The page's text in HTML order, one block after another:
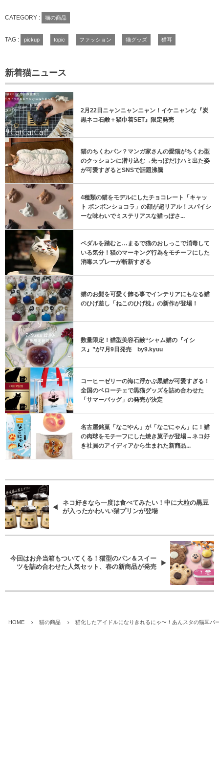
CATEGORY : 猫の商品
TAG : pickup topic ファッション 猫グッズ 猫耳
新着猫ニュース
2月22日ニャンニャンニャン！イケニャンな『炭
黒ネコ石鹸＋猫巾着SET』限定発売
猫のちくわパン？マンガ家さんの愛猫がちくわ型
のクッションに潜り込む→先っぽだけハミ出た姿
が可愛すぎるとSNSで話題沸騰
4種類の猫をモデルにしたチョコレート「キャッ
ト ボンボンショコラ」の顔が超リアル！スパイシ
ーな味わいでミステリアスな猫っぽさ...
ペダルを踏むと…まるで猫のおしっこで消毒して
いる気分！猫のマーキング行為をモチーフにした
消毒スプレーが斬新すぎる
猫のお髭を可愛く飾る事でインテリアにもなる猫
のひげ差し「ねこのひげ枕」の新作が登場！
数量限定！猫型美容石鹸“シャム猫の『イシ
ス』”が7月9日発売 by9.kyuu
コーヒーゼリーの海に浮かぶ黒猫が可愛すぎる！
全国のベローチェで黒猫グッズを詰め合わせた
「サマーバッグ」の発売が決定
名古屋銘菓「なごやん」が「なごにゃん」に！猫
の肉球をモチーフにした焼き菓子が登場→ネコ好
き社員のアイディアから生まれた新商品...
ネコ好きなら一度は食べてみたい！中に大粒の黒豆
が入ったかわいい猫プリンが登場
今回はお弁当箱もついてくる！猫型のパン＆スイー
ツを詰め合わせた人気セット、春の新商品が発売
HOME 猫の商品 猫化したアイドルになりきれるにゃ〜！あんスタの猫耳パ